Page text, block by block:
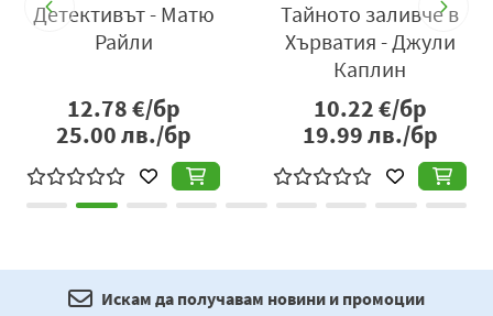
Детективът - Матю
Райли
12.78€/бр
25.00лв./бр
Тайното заливче в
Хърватия - Джули
Каплин
10.22€/бр
19.99лв./бр
Искам да получавам новини и промоции